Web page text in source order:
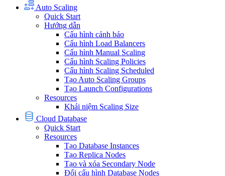
Auto Scaling
Quick Start
Hướng dẫn
Cấu hình cảnh báo
Cấu hình Load Balancers
Cấu hình Manual Scaling
Cấu hình Scaling Policies
Cấu hình Scaling Scheduled
Tạo Auto Scaling Groups
Tạo Launch Configurations
Resources
Khái niệm Scaling Size
Cloud Database
Quick Start
Resources
Tạo Database Instances
Tạo Replica Nodes
Tạo và xóa Secondary Node
Đổi cấu hình Database Nodes